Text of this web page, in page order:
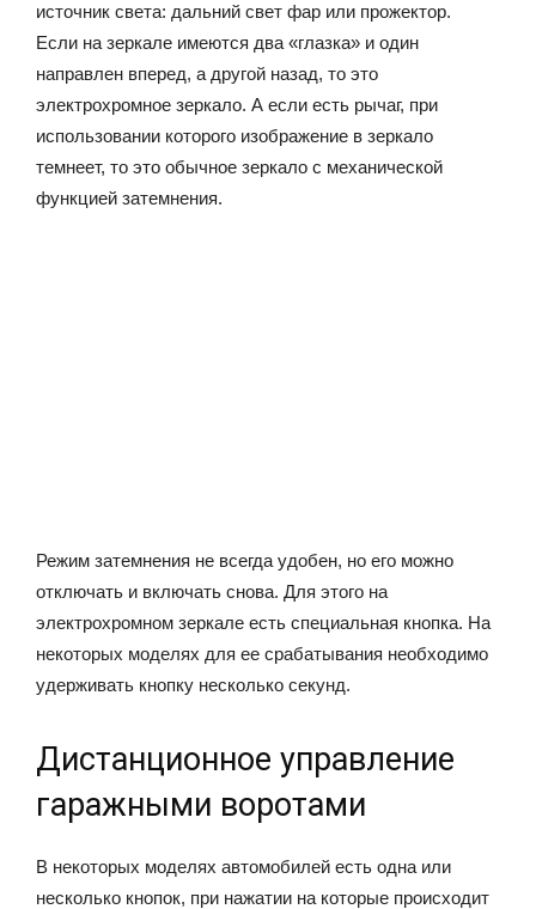
источник света: дальний свет фар или прожектор.
Если на зеркале имеются два «глазка» и один
направлен вперед, а другой назад, то это
электрохромное зеркало. А если есть рычаг, при
использовании которого изображение в зеркало
темнеет, то это обычное зеркало с механической
функцией затемнения.
Режим затемнения не всегда удобен, но его можно
отключать и включать снова. Для этого на
электрохромном зеркале есть специальная кнопка. На
некоторых моделях для ее срабатывания необходимо
удерживать кнопку несколько секунд.
Дистанционное управление
гаражными воротами
В некоторых моделях автомобилей есть одна или
несколько кнопок, при нажатии на которые происходит